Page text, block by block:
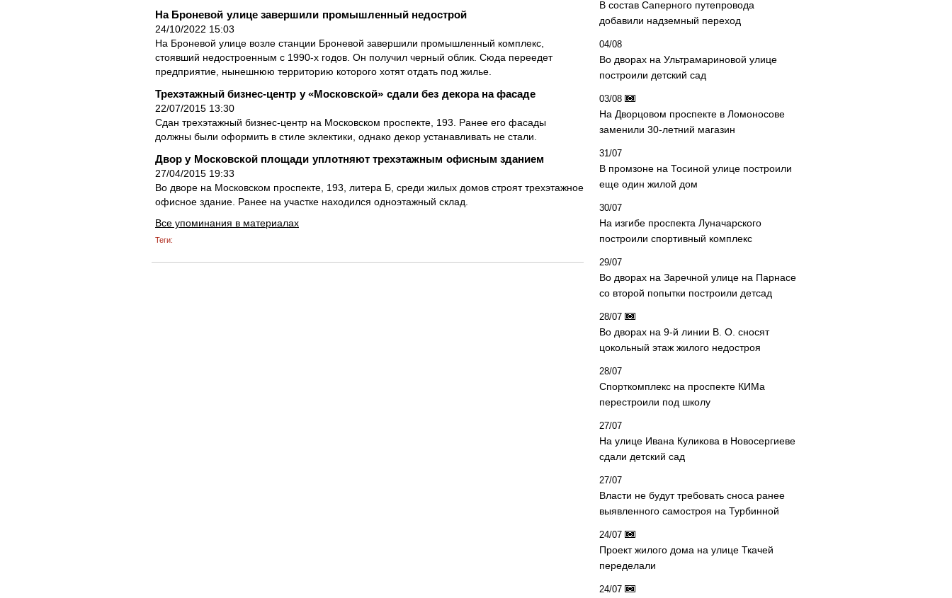
На Броневой улице завершили промышленный недострой
24/10/2022 15:03
На Броневой улице возле станции Броневой завершили промышленный комплекс,
стоявший недостроенным с 1990-х годов. Он получил черный облик. Сюда переедет
предприятие, нынешнюю территорию которого хотят отдать под жилье.
Трехэтажный бизнес-центр у «Московской» сдали без декора на фасаде
22/07/2015 13:30
Сдан трехэтажный бизнес-центр на Московском проспекте, 193. Ранее его фасады
должны были оформить в стиле эклектики, однако декор устанавливать не стали.
Двор у Московской площади уплотняют трехэтажным офисным зданием
27/04/2015 19:33
Во дворе на Московском проспекте, 193, литера Б, среди жилых домов строят трехэтажное
офисное здание. Ранее на участке находился одноэтажный склад.
Все упоминания в материалах
Теги:
В состав Саперного путепровода
добавили надземный переход
04/08
Во дворах на Ультрамариновой улице
построили детский сад
03/08
На Дворцовом проспекте в Ломоносове
заменили 30-летний магазин
31/07
В промзоне на Тосиной улице построили
еще один жилой дом
30/07
На изгибе проспекта Луначарского
построили спортивный комплекс
29/07
Во дворах на Заречной улице на Парнасе
со второй попытки построили детсад
28/07
Во дворах на 9-й линии В. О. сносят
цокольный этаж жилого недостроя
28/07
Спорткомплекс на проспекте КИМа
перестроили под школу
27/07
На улице Ивана Куликова в Новосергиеве
сдали детский сад
27/07
Власти не будут требовать сноса ранее
выявленного самостроя на Турбинной
24/07
Проект жилого дома на улице Ткачей
переделали
24/07